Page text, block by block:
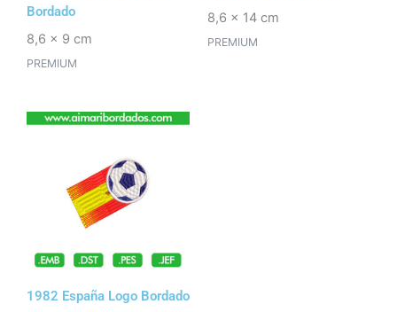
Bordado
8,6 x 9 cm
PREMIUM
8,6 x 14 cm
PREMIUM
1982 España Logo Bordado